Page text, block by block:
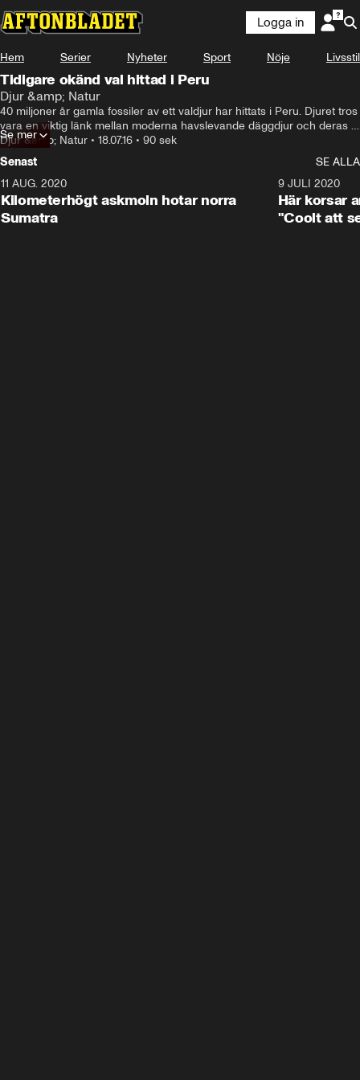
Logga in
Hem Serier Nyheter Sport Nöje Livsstil
Tidigare okänd val hittad i Peru
Djur &amp; Natur
40 miljoner år gamla fossiler av ett valdjur har hittats i Peru. Djuret tros
vara en viktig länk mellan moderna havslevande däggdjur och deras
landlevande förfäder.
Djur &amp; Natur • 18.07.16 • 90 sek
Se mer
Senast
SE ALLA
11 AUG. 2020
Kilometerhögt askmoln hotar norra
Sumatra
9 JULI 2020
Här korsar
"Coolt att